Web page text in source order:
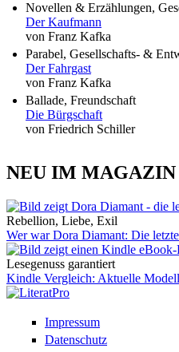
Novellen & Erzählungen,
Der Kaufmann
von Franz Kafka
Parabel, Gesellschafts- &
Der Fahrgast
von Franz Kafka
Ballade, Freundschaft
Die Bürgschaft
von Friedrich Schiller
NEU IM MAGAZIN
Rebellion, Liebe, Exil
Wer war Dora Diamant: Die
Lesegenuss garantiert
Kindle Vergleich: Aktuelle
Impressum
Datenschutz